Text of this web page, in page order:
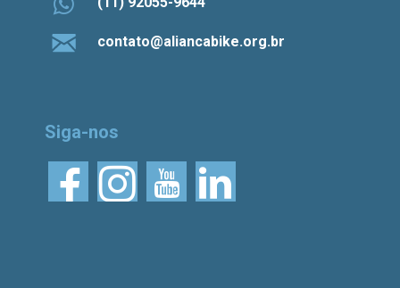
contato@aliancabike.org.br
Siga-nos